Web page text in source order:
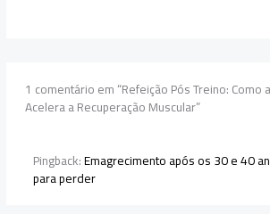
1 comentário em “Refeição Pós Treino: Como
Acelera a Recuperação Muscular”
Pingback:Emagrecimento após os 30 e 40
para perder